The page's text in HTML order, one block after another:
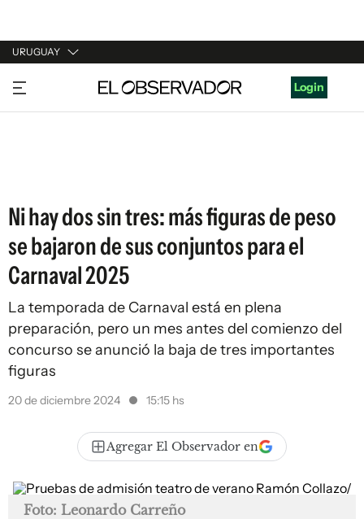
URUGUAY
URUGUAY
ARGENTINA
Login
Ni hay dos sin tres: más figuras de peso
se bajaron de sus conjuntos para el
Carnaval 2025
La temporada de Carnaval está en plena
preparación, pero un mes antes del comienzo del
concurso se anunció la baja de tres importantes
figuras
20 de diciembre 2024 15:15 hs
Agregar El Observador en
Foto: Leonardo Carreño